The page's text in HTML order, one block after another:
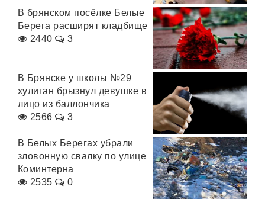
В брянском посёлке Белые
Берега расширят кладбище
2440
3
В Брянске у школы №29
хулиган брызнул девушке в
лицо из баллончика
2566
3
В Белых Берегах убрали
зловонную свалку по улице
Коминтерна
2535
0